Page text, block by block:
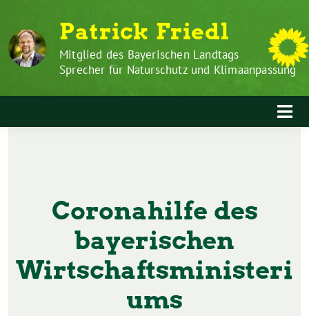
Inhalt
springen
zum
Inhalt
Patrick Friedl
Mitglied des Bayerischen Landtags
Sprecher für Naturschutz und Klimaanpassung
Coronahilfe des
bayerischen
Wirtschaftsministeri
ums